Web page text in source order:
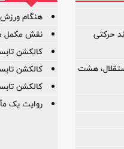
حرکتی
هشت
هنگام
نقش مکمل
کالکشن
کالکشن
کالکشن
روایت یک مأموریت بزرگ؛